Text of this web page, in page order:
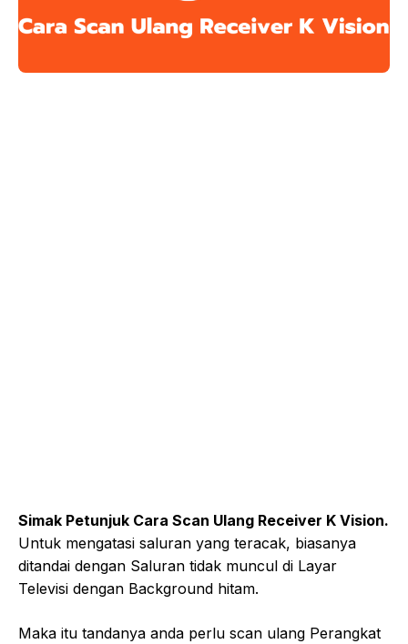
Simak Petunjuk Cara Scan Ulang Receiver K Vision.
Untuk mengatasi saluran yang teracak, biasanya
ditandai dengan Saluran tidak muncul di Layar
Televisi dengan Background hitam.
Maka itu tandanya anda perlu scan ulang Perangkat